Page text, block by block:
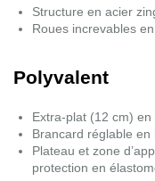
Structure en acier
Roues increvables
Polyvalent
Extra-plat (12 cm) en
Brancard réglable
Plateau et zone
protection en